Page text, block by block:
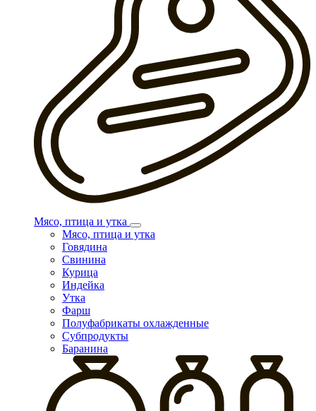
Мясо, птица и утка
Мясо, птица и утка
Говядина
Свинина
Курица
Индейка
Утка
Фарш
Полуфабрикаты охлажденные
Субпродукты
Баранина